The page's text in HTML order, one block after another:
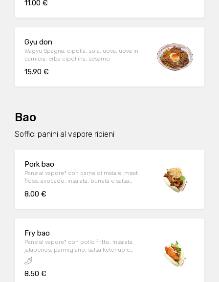
11.00 €
Gyu don
Wagyu Spagna, cipolla, soia, uova, uova in
camicia, erba cipollina, sesamo
15.90 €
Bao
Soffici panini al vapore ripieni
Pork bao
Pane al vapore* con carne di maiale, meat
floss, avocado, insalata, burrata e salsa
8.00 €
Fry bao
Pane al vapore* con pollo fritto, insalata,
jalapenos, parmigiano, salsa ketchup e
mezca sauce.
8.50 €